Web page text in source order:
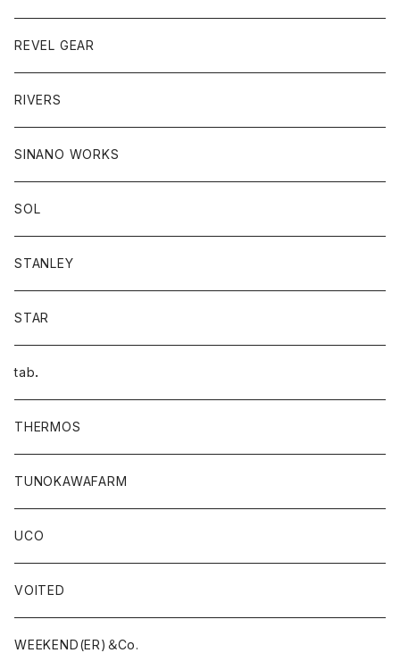
REVEL GEAR
RIVERS
SINANO WORKS
SOL
STANLEY
STAR
tab．
THERMOS
TUNOKAWAFARM
UCO
VOITED
WEEKEND(ER)＆Co.